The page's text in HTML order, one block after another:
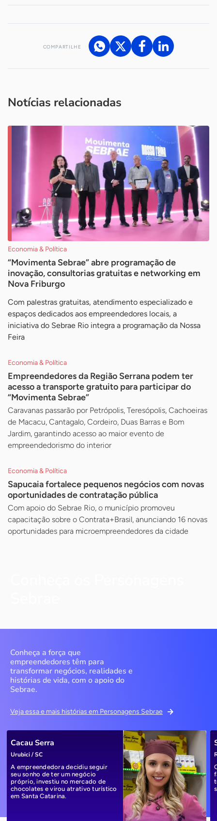
COMPARTILHE
Notícias relacionadas
Economia & Política
“Movimenta Sebrae” abre programação de
inovação, consultorias gratuitas e networking em
Nova Friburgo
Com palestras gratuitas, atendimento especializado e
espaços dedicados aos empreendedores locais, a
iniciativa do Sebrae Rio integra a programação da Nossa
Feira
Economia & Política
Empreendedores da Região Serrana podem ter
acesso a transporte gratuito para participar do
“Movimenta Sebrae”
Caravanas passarão por Petrópolis, Teresópolis, Cachoeiras
de Macacu, Cantagalo, Cordeiro, Duas Barras e Bom
Jardim, garantindo acesso ao maior evento de
empreendedorismo do interior
Economia & Política
Sapucaia fortalece pequenos negócios com novas
oportunidades de contratação pública
Com apoio do Sebrae Rio, o município promoveu
capacitação sobre o Contrata+Brasil, anunciando 16 novas
oportunidades para microempreendedores da cidade
Conheça a força que
empreendedores têm para
transformar negócios, realidades e
histórias de vida, com o apoio do
Sebrae.
Veja essa e mais histórias em Personagens Sebrae
Cacau Serra
Urubici / SC
A empreendedora decidiu seguir
seu sonho de ter um negócio
próprio, investiu no mercado de
chocolates e virou atrativo turístico
em Santa Catarina.